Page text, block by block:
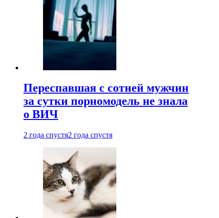
Переспавшая с сотней мужчин
за сутки порномодель не знала
о ВИЧ
2 года спустя2 года спустя